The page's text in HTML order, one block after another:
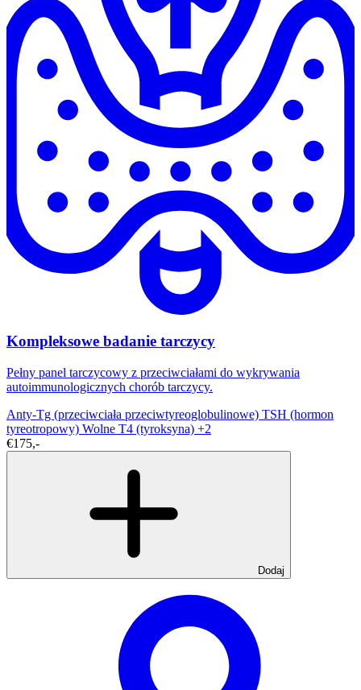
Kompleksowe badanie tarczycy
Pełny panel tarczycowy z przeciwciałami do wykrywania
autoimmunologicznych chorób tarczycy.
Anty-Tg (przeciwciała przeciwtyreoglobulinowe) TSH (hormon
tyreotropowy) Wolne T4 (tyroksyna) +2
€175,-
Dodaj